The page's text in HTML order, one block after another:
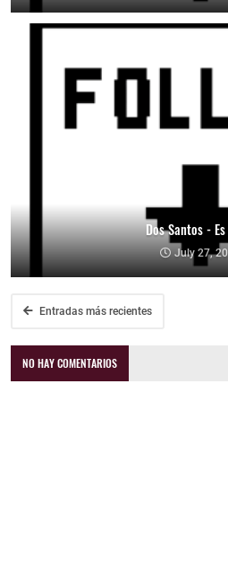
Dos Santos -
July 27,
Entradas más recientes
NO HAY COMENTARIOS